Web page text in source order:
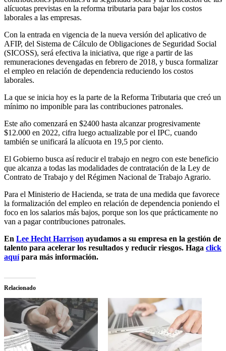
alícuotas previstas en la reforma tributaria para bajar los costos
laborales a las empresas.
Con la entrada en vigencia de la nueva versión del aplicativo de
AFIP, del Sistema de Cálculo de Obligaciones de Seguridad Social
(SICOSS), será efectiva la iniciativa, que rige a partir de las
remuneraciones devengadas en febrero de 2018, y busca formalizar
el empleo en relación de dependencia reduciendo los costos
laborales.
La que se inicia hoy es la parte de la Reforma Tributaria que creó un
mínimo no imponible para las contribuciones patronales.
Este año comenzará en $2400 hasta alcanzar progresivamente
$12.000 en 2022, cifra luego actualizable por el IPC, cuando
también se unificará la alícuota en 19,5 por ciento.
El Gobierno busca así reducir el trabajo en negro con este beneficio
que alcanza a todas las modalidades de contratación de la Ley de
Contrato de Trabajo y del Régimen Nacional de Trabajo Agrario.
Para el Ministerio de Hacienda, se trata de una medida que favorece
la formalización del empleo en relación de dependencia poniendo el
foco en los salarios más bajos, porque son los que prácticamente no
van a pagar contribuciones patronales.
En Lee Hecht Harrison ayudamos a su empresa en la gestión de
talento para acelerar los resultados y reducir riesgos. Haga click
aquípara más información.
Relacionado